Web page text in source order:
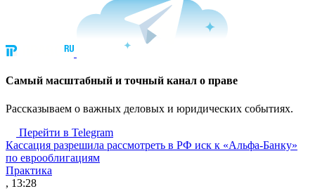
Cамый масштабный и точный канал о праве
Рассказываем о важных деловых и юридических событиях.
Перейти в Telegram
Кассация разрешила рассмотреть в РФ иск к «Альфа-Банку»
по еврооблигациям
Практика
, 13:28